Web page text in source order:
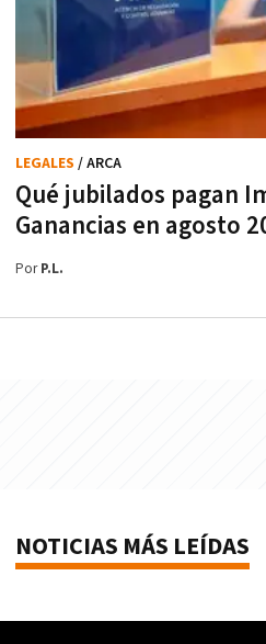
Qué jubilados pagan
Ganancias en agosto
LEGALES / ARCA
PorP.L.
NOTICIAS MÁS LEÍDAS